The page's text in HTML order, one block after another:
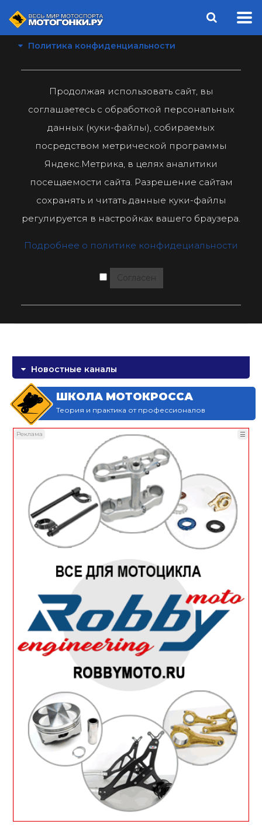
Политика конфиденциальности
Продолжая использовать сайт, вы
соглашаетесь с обработкой персональных
данных (куки-файлы), собираемых
посредством метрической программы
Яндекс.Метрика, в целях аналитики
посещаемости сайта. Разрешение сайтам
сохранять и читать данные куки-файлы
регулируется в настройках вашего браузера.
Подробнее о политике конфидециальности
Согласен
Новостные каналы
ШКОЛА МОТОКРОССА
Теория и практика от профессионалов
Реклама ☰